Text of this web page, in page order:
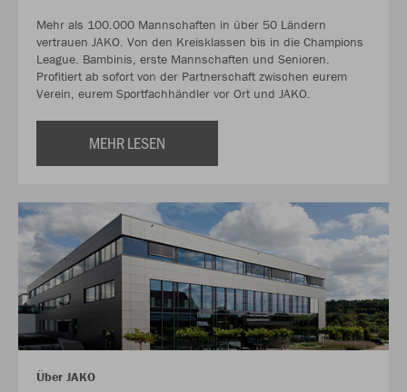
Mehr als 100.000 Mannschaften in über 50 Ländern
vertrauen JAKO. Von den Kreisklassen bis in die Champions
League. Bambinis, erste Mannschaften und Senioren.
Profitiert ab sofort von der Partnerschaft zwischen eurem
Verein, eurem Sportfachhändler vor Ort und JAKO.
MEHR LESEN
Über JAKO